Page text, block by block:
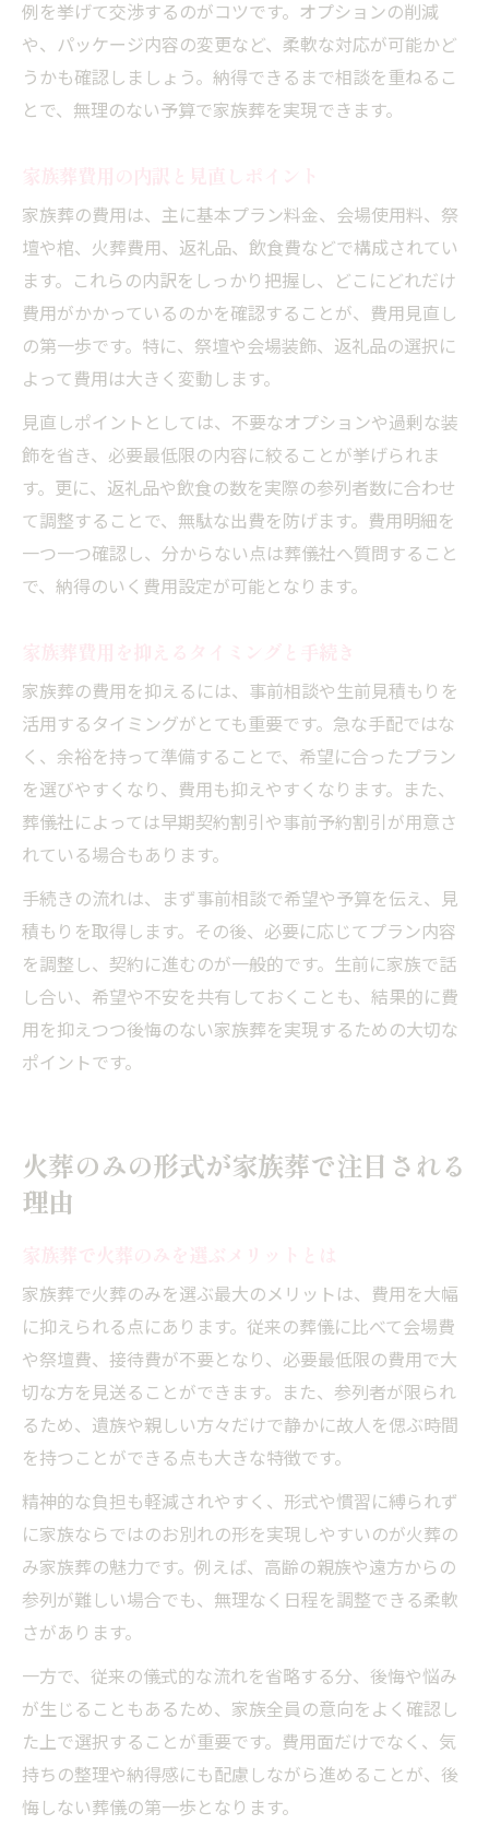
例を挙げて交渉するのがコツです。オプションの削減
や、パッケージ内容の変更など、柔軟な対応が可能かど
うかも確認しましょう。納得できるまで相談を重ねるこ
とで、無理のない予算で家族葬を実現できます。
家族葬の費用は、主に基本プラン料金、会場使用料、祭
壇や棺、火葬費用、返礼品、飲食費などで構成されてい
ます。これらの内訳をしっかり把握し、どこにどれだけ
費用がかかっているのかを確認することが、費用見直し
の第一歩です。特に、祭壇や会場装飾、返礼品の選択に
よって費用は大きく変動します。
見直しポイントとしては、不要なオプションや過剰な装
飾を省き、必要最低限の内容に絞ることが挙げられま
す。更に、返礼品や飲食の数を実際の参列者数に合わせ
て調整することで、無駄な出費を防げます。費用明細を
一つ一つ確認し、分からない点は葬儀社へ質問すること
で、納得のいく費用設定が可能となります。
家族葬の費用を抑えるには、事前相談や生前見積もりを
活用するタイミングがとても重要です。急な手配ではな
く、余裕を持って準備することで、希望に合ったプラン
を選びやすくなり、費用も抑えやすくなります。また、
葬儀社によっては早期契約割引や事前予約割引が用意さ
れている場合もあります。
手続きの流れは、まず事前相談で希望や予算を伝え、見
積もりを取得します。その後、必要に応じてプラン内容
を調整し、契約に進むのが一般的です。生前に家族で話
し合い、希望や不安を共有しておくことも、結果的に費
用を抑えつつ後悔のない家族葬を実現するための大切な
ポイントです。
火葬のみの形式が家族葬で注目される
理由
家族葬で火葬のみを選ぶ最大のメリットは、費用を大幅
に抑えられる点にあります。従来の葬儀に比べて会場費
や祭壇費、接待費が不要となり、必要最低限の費用で大
切な方を見送ることができます。また、参列者が限られ
るため、遺族や親しい方々だけで静かに故人を偲ぶ時間
を持つことができる点も大きな特徴です。
精神的な負担も軽減されやすく、形式や慣習に縛られず
に家族ならではのお別れの形を実現しやすいのが火葬の
み家族葬の魅力です。例えば、高齢の親族や遠方からの
参列が難しい場合でも、無理なく日程を調整できる柔軟
さがあります。
一方で、従来の儀式的な流れを省略する分、後悔や悩み
が生じることもあるため、家族全員の意向をよく確認し
た上で選択することが重要です。費用面だけでなく、気
持ちの整理や納得感にも配慮しながら進めることが、後
悔しない葬儀の第一歩となります。